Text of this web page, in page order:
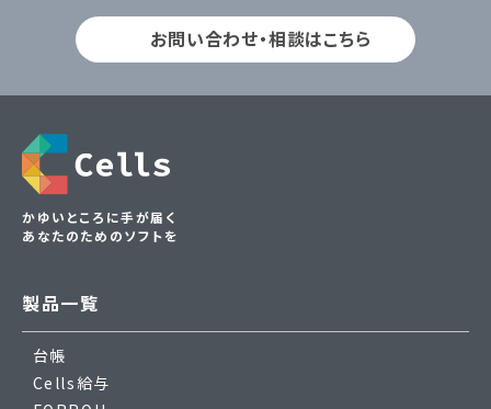
お問い合わせ・相談はこちら
かゆいところに手が届く
あなたのためのソフトを
製品一覧
台帳
Cells給与